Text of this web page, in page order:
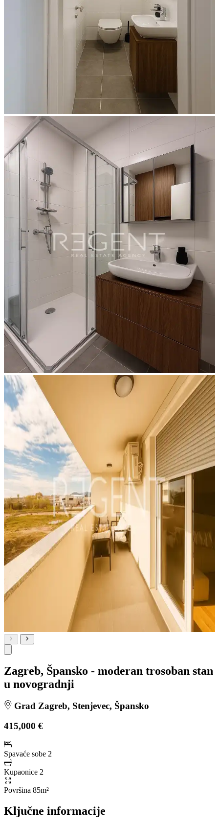
Zagreb, Špansko - moderan trosoban stan
u novogradnji
Grad Zagreb, Stenjevec, Špansko
415,000 €
Spavaće sobe 2
Kupaonice 2
Površina 85m²
Ključne informacije